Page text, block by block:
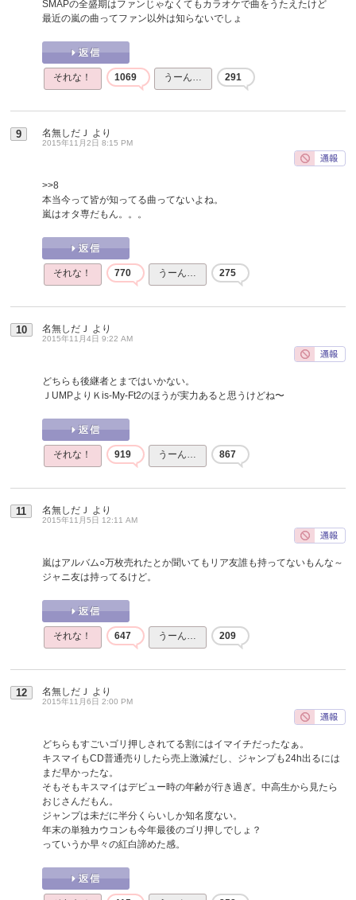
SMAPの全盛期はファンじゃなくてもカラオケで曲をうたえたけど
最近の嵐の曲ってファン以外は知らないでしょ
それな！ 1069 うーん… 291
9 名無しだＪ より
2015年11月2日 8:15 PM
>>8
本当今って皆が知ってる曲ってないよね。
嵐はオタ専だもん。。。
それな！ 770 うーん… 275
10 名無しだＪ より
2015年11月4日 9:22 AM
どちらも後継者とまではいかない。
ＪUMPよりＫis-My-Ft2のほうが実力あると思うけどね〜
それな！ 919 うーん… 867
11 名無しだＪ より
2015年11月5日 12:11 AM
嵐はアルバム○万枚売れたとか聞いてもリア友誰も持ってないもんな～
ジャニ友は持ってるけど。
それな！ 647 うーん… 209
12 名無しだＪ より
2015年11月6日 2:00 PM
どちらもすごいゴリ押しされてる割にはイマイチだったなぁ。
キスマイもCD普通売りしたら売上激減だし、ジャンプも24h出るには
まだ早かったな。
そもそもキスマイはデビュー時の年齢が行き過ぎ。中高生から見たら
おじさんだもん。
ジャンプは未だに半分くらいしか知名度ない。
年末の単独カウコンも今年最後のゴリ押しでしょ？
っていうか早々の紅白諦めた感。